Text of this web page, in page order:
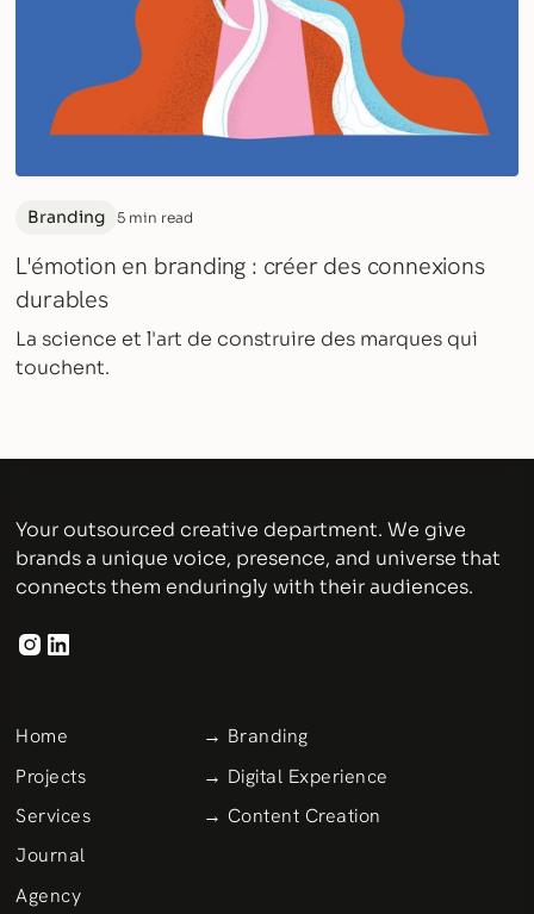
Branding 5 min read
L'émotion en branding : créer des connexions
durables
La science et l'art de construire des marques qui
touchent.
Your outsourced creative department. We give
brands a unique voice, presence, and universe that
connects them enduringly with their audiences.
Home
Projects
Services
Journal
Agency
→ Branding
→ Digital Experience
→ Content Creation